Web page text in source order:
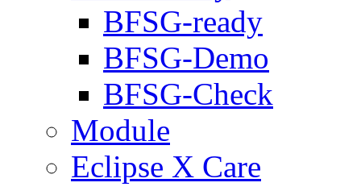
BFSG-ready
BFSG-Demo
BFSG-Check
Module
Eclipse X Care